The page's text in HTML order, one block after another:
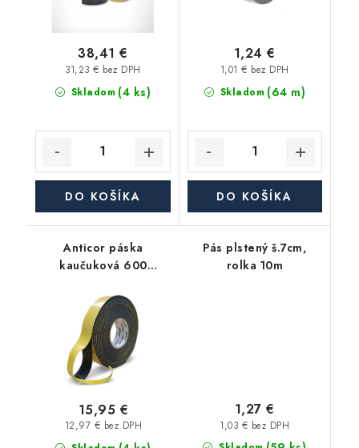
Skladom (4 ks)
31,23 € bez DPH
38,41 €
DO KOŠÍKA
Skladom (64 m)
1,01 € bez DPH
1,24 €
DO KOŠÍKA
Anticor páska
kaučuková 600
15m, čierna
12,97 € bez DPH
15,95 €
Pás plstený š.7cm,
rolka 10m
1,03 € bez DPH
1,27 €